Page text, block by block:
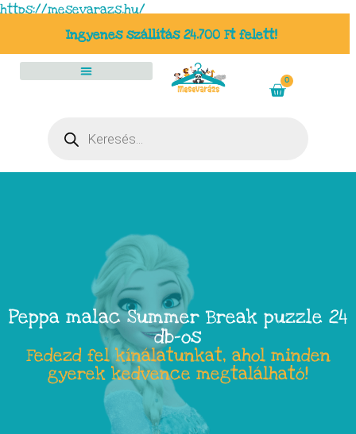
https://mesevarazs.hu/
Ingyenes szállítás 24.700 Ft felett!
0
Peppa malac Summer Break puzzle 24
db-os
Fedezd fel kínálatunkat, ahol minden
gyerek kedvence megtalálható!